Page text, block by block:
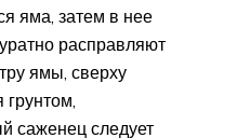
яма, затем в нее
расправляют
ямы, сверху
саженец следует